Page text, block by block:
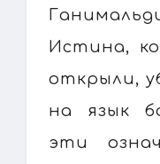
Истина,
открыли,
на язык
эти